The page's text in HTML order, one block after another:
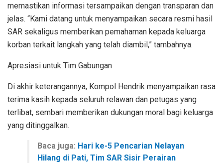
memastikan informasi tersampaikan dengan transparan dan
jelas. “Kami datang untuk menyampaikan secara resmi hasil
SAR sekaligus memberikan pemahaman kepada keluarga
korban terkait langkah yang telah diambil,” tambahnya.
Apresiasi untuk Tim Gabungan
Di akhir keterangannya, Kompol Hendrik menyampaikan rasa
terima kasih kepada seluruh relawan dan petugas yang
terlibat, sembari memberikan dukungan moral bagi keluarga
yang ditinggalkan.
Baca juga: Hari ke-5 Pencarian Nelayan
Hilang di Pati, Tim SAR Sisir Perairan